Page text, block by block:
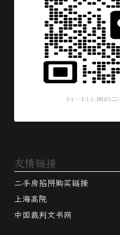
友情链接
二手房陷阱购买链接
上海高院
中国裁判文书网